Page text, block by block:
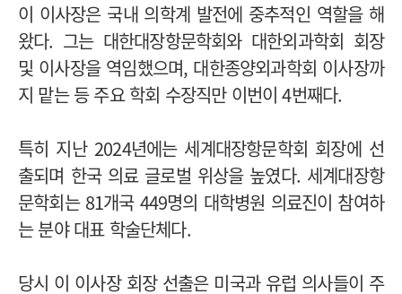
이 이사장은 국내 의학계 발전에 중추적인 역할을 해
왔다. 그는 대한대장항문학회와 대한외과학회 회장
및 이사장을 역임했으며, 대한종양외과학회 이사장까
지 맡는 등 주요 학회 수장직만 이번이 4번째다.
특히 지난 2024년에는 세계대장항문학회 회장에 선
출되며 한국 의료 글로벌 위상을 높였다. 세계대장항
문학회는 81개국 449명의 대학병원 의료진이 참여하
는 분야 대표 학술단체다.
당시 이 이사장 회장 선출은 미국과 유럽 의사들이 주